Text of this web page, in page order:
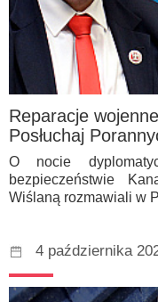
Reparacje
Posłuchaj
O nocie
bezpieczeństwie
Wiślaną rozmawiali w
4 października